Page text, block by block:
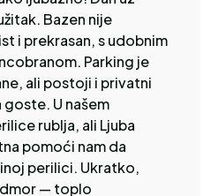
Bazen nije
i prekrasan, s udobnim
Parking je
ali postoji i privatni
U našem
rublja, ali Ljuba
pomoći nam da
perilici. Ukratko,
— toplo